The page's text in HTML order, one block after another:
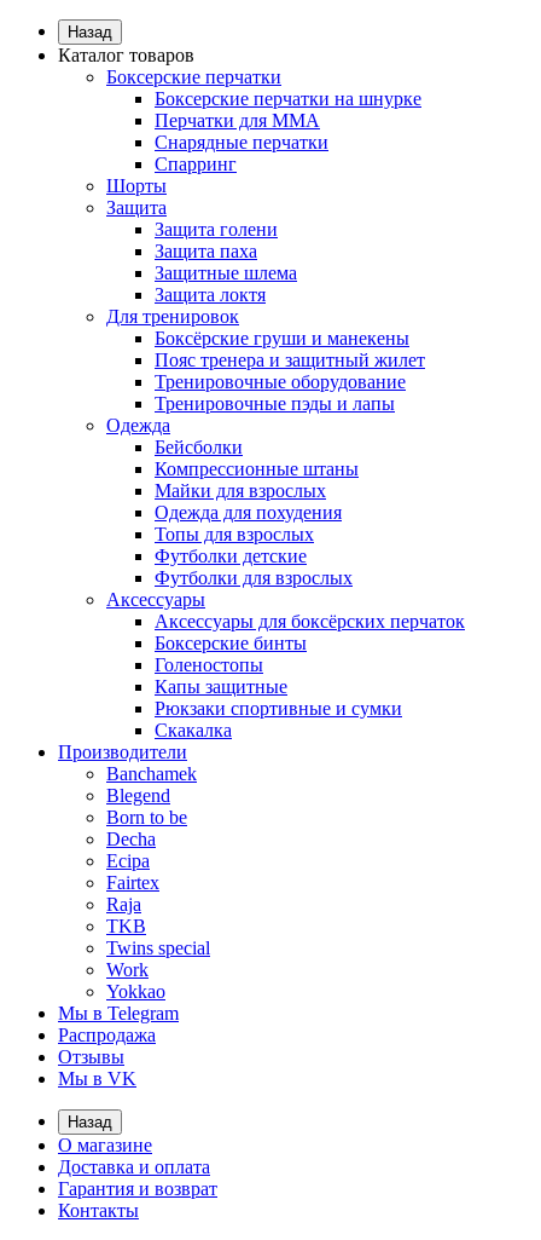
Назад
Каталог товаров
Боксерские перчатки
Боксерские перчатки на шнурке
Перчатки для ММА
Снарядные перчатки
Спарринг
Шорты
Защита
Защита голени
Защита паха
Защитные шлема
Защита локтя
Для тренировок
Боксёрские груши и манекены
Пояс тренера и защитный жилет
Тренировочные оборудование
Тренировочные пэды и лапы
Одежда
Бейсболки
Компрессионные штаны
Майки для взрослых
Одежда для похудения
Топы для взрослых
Футболки детские
Футболки для взрослых
Аксессуары
Аксессуары для боксёрских перчаток
Боксерские бинты
Голеностопы
Капы защитные
Рюкзаки спортивные и сумки
Скакалка
Производители
Banchamek
Blegend
Born to be
Decha
Ecipa
Fairtex
Raja
TKB
Twins special
Work
Yokkao
Мы в Telegram
Распродажа
Отзывы
Мы в VK
Назад
О магазине
Доставка и оплата
Гарантия и возврат
Контакты